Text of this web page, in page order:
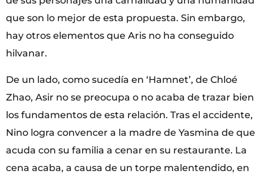
que son lo mejor de esta propuesta. Sin embargo,
hay otros elementos que Aris no ha conseguido
hilvanar.
De un lado, como sucedía en ‘Hamnet’, de Chloé
Zhao, Asir no se preocupa o no acaba de trazar bien
los fundamentos de esta relación. Tras el accidente,
Nino logra convencer a la madre de Yasmina de que
acuda con su familia a cenar en su restaurante. La
cena acaba, a causa de un torpe malentendido, en